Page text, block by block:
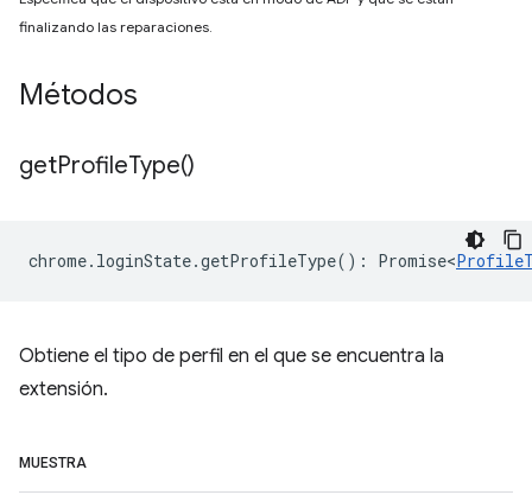
finalizando las reparaciones.
Métodos
getProfileType()
chrome. loginState.getProfileType() : Promise<
Obtiene el tipo de perfil en el que se encuentra la
extensión.
MUESTRA